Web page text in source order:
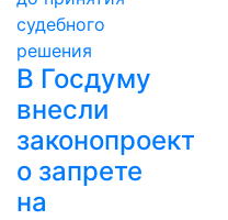
В Госдуму
внесли
законопроект
о запрете
на